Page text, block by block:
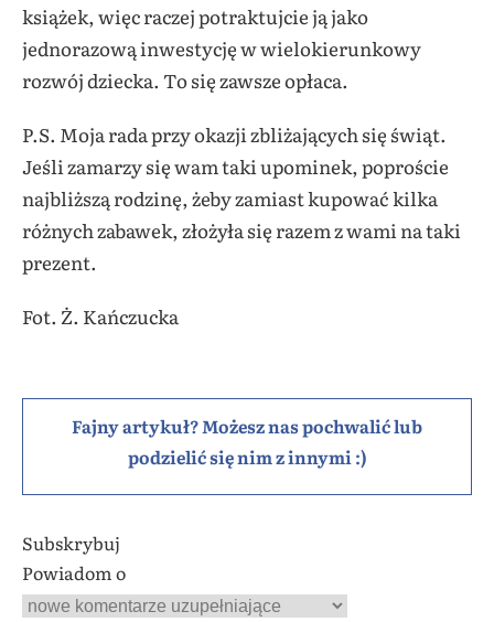
książek, więc raczej potraktujcie ją jako
jednorazową inwestycję w wielokierunkowy
rozwój dziecka. To się zawsze opłaca.
P.S. Moja rada przy okazji zbliżających się świąt.
Jeśli zamarzy się wam taki upominek, poproście
najbliższą rodzinę, żeby zamiast kupować kilka
różnych zabawek, złożyła się razem z wami na taki
prezent.
Fot. Ż. Kańczucka
Fajny artykuł? Możesz nas pochwalić lub
podzielić się nim z innymi :)
Subskrybuj
Powiadom o